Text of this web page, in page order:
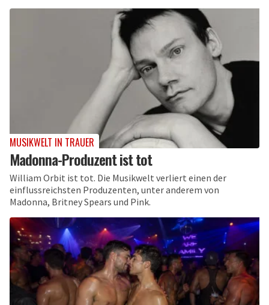
MUSIKWELT IN TRAUER
Madonna-Produzent ist tot
William Orbit ist tot. Die Musikwelt verliert einen der
einflussreichsten Produzenten, unter anderem von
Madonna, Britney Spears und Pink.